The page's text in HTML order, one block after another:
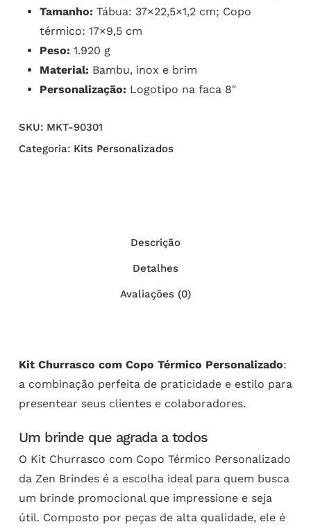
Tamanho: Tábua: 37×22,5×1,2 cm; Copo
térmico: 17×9,5 cm
Peso: 1.920 g
Material: Bambu, inox e brim
Personalização: Logotipo na faca 8″
SKU: MKT-90301
Categoria: Kits Personalizados
Descrição
Detalhes
Avaliações (0)
Kit Churrasco com Copo Térmico Personalizado:
a combinação perfeita de praticidade e estilo para
presentear seus clientes e colaboradores.
Um brinde que agrada a todos
O Kit Churrasco com Copo Térmico Personalizado
da Zen Brindes é a escolha ideal para quem busca
um brinde promocional que impressione e seja
útil. Composto por peças de alta qualidade, ele é